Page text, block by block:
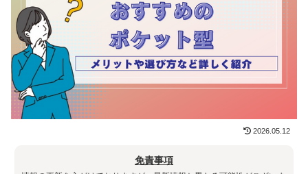
2026.05.12
免責事項